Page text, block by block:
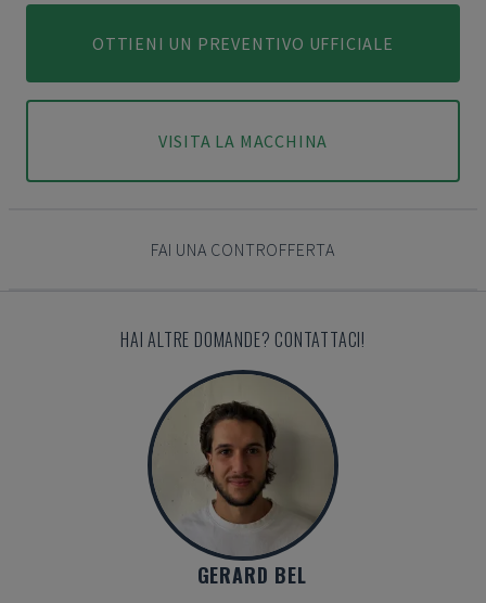
OTTIENI UN PREVENTIVO UFFICIALE
VISITA LA MACCHINA
FAI UNA CONTROFFERTA
HAI ALTRE DOMANDE? CONTATTACI!
GERARD BEL